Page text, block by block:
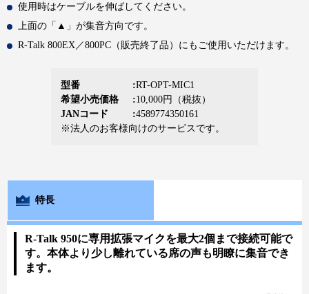
使用時はケーブルを伸ばしてください。
上面の「▲」が集音方向です。
R-Talk 800EX／800PC（販売終了品）にもご使用いただけます。
型番
RT-OPT-MIC1
希望小売価格
10,000円（税抜）
JANコード
4589774350161
※法人のお客様向けのサービスです。
特長
R-Talk 950に専用拡張マイクを最大2個まで接続可能で
す。本体より少し離れている席の声も明瞭に集音でき
ます。